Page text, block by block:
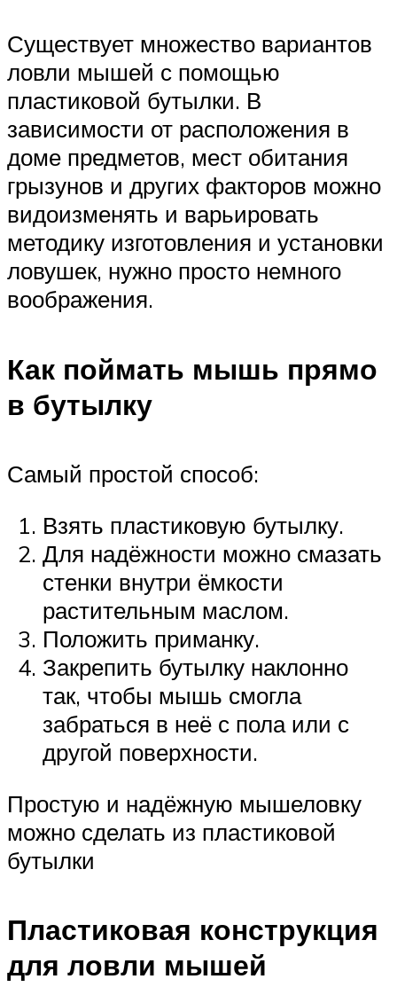
Существует множество вариантов
ловли мышей с помощью
пластиковой бутылки. В
зависимости от расположения в
доме предметов, мест обитания
грызунов и других факторов можно
видоизменять и варьировать
методику изготовления и установки
ловушек, нужно просто немного
воображения.
Как поймать мышь прямо
в бутылку
Самый простой способ:
Взять пластиковую бутылку.
Для надёжности можно смазать
стенки внутри ёмкости
растительным маслом.
Положить приманку.
Закрепить бутылку наклонно
так, чтобы мышь смогла
забраться в неё с пола или с
другой поверхности.
Простую и надёжную мышеловку
можно сделать из пластиковой
бутылки
Пластиковая конструкция
для ловли мышей